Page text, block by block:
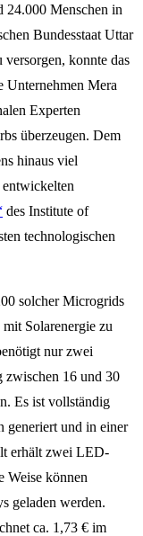
24.000 Menschen in
Bundesstaat Uttar
konnte das
Unternehmen Mera
Experten
überzeugen. Dem
hinaus viel
des Institute of
technologischen
solcher Microgrids
Solarenergie zu
nur zwei
zwischen 16 und 30
Es ist vollständig
generiert und in einer
erhält zwei LED-
Weise können
geladen werden.
ca. 1,73 € im